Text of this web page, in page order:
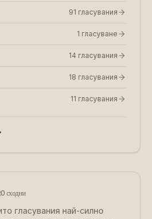
91 гласувания
1 гласуване
14 гласувания
18 гласувания
11 гласувания
сходни
гласувания най-силно